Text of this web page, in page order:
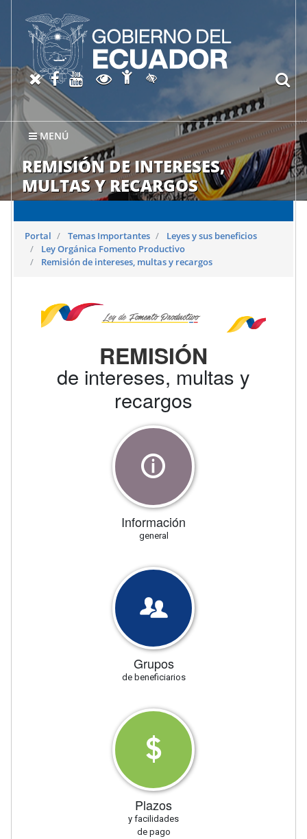
MENÚ
REMISIÓN DE INTERESES,
MULTAS Y RECARGOS
X oficial del SRI
Facebook oficial SRI
Canal del SRI en YouTube
Abrir página de
Abrir página de
Activar/quitar contraste
Portal Temas Importantes
Leyes y sus beneficios
Ley Orgánica Fomento Productivo
Remisión de intereses, multas y recargos
REMISIÓN
de intereses, multas y
recargos
Información
general
Grupos
de beneficiarios
Plazos
y facilidades
de pago